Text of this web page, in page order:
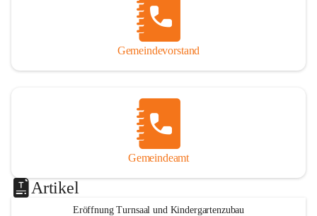
Gemeindevorstand
Gemeindeamt
Artikel
Eröffnung Turnsaal und Kindergartenzubau